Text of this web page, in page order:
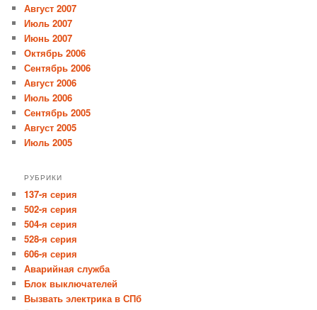
Август 2007
Июль 2007
Июнь 2007
Октябрь 2006
Сентябрь 2006
Август 2006
Июль 2006
Сентябрь 2005
Август 2005
Июль 2005
РУБРИКИ
137-я серия
502-я серия
504-я серия
528-я серия
606-я серия
Аварийная служба
Блок выключателей
Вызвать электрика в СПб